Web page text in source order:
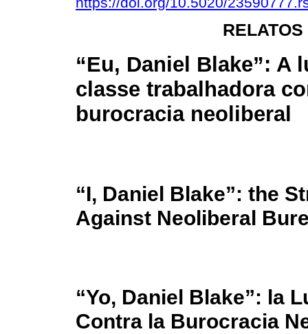
“Eu, Daniel Blake”: A
classe trabalhadora
burocracia neoliberal
“I, Daniel Blake”: the
Against Neoliberal
“Yo, Daniel Blake”: la
Contra la Burocracia